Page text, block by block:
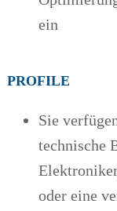
ein
PROFILE
Sie
technische
oder eine